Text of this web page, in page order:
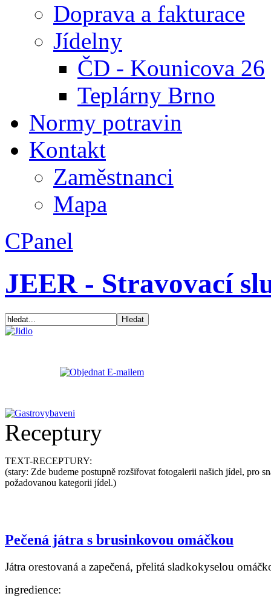
Doprava a fakturace
Jídelny
ČD - Kounicova 26
Teplárny Brno
Normy potravin
Kontakt
Zaměstnanci
Mapa
CPanel
JEER - Stravovací
Receptury
TEXT-RECEPTURY:
(stary: Zde budeme postupně rozšiřovat fotogalerii našich jídel, pro
požadovanou kategorii jídel.)
Pečená játra s brusinkovou omáčkou
Játra orestovaná a zapečená, přelitá sladkokyselou
ingredience: